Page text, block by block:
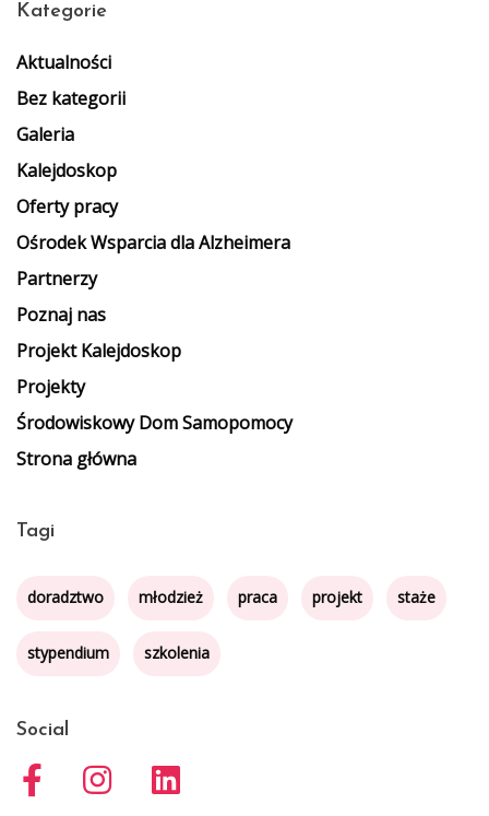
Kategorie
Aktualności
Bez kategorii
Galeria
Kalejdoskop
Oferty pracy
Ośrodek Wsparcia dla Alzheimera
Partnerzy
Poznaj nas
Projekt Kalejdoskop
Projekty
Środowiskowy Dom Samopomocy
Strona główna
Tagi
doradztwo młodzież praca projekt staże
stypendium szkolenia
Social